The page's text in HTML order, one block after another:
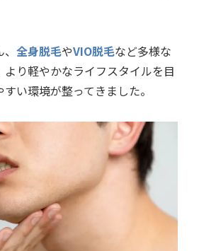
全身脱毛やVIO脱毛など多様な
より軽やかなライフスタイルを目
い環境が整ってきました。